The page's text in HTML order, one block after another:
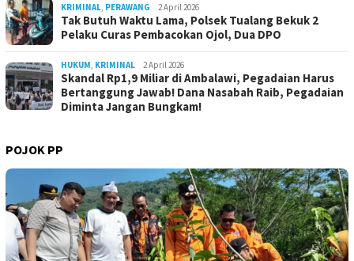
KRIMINAL PERAWANG 2 April 2026
Tak Butuh Waktu Lama, Polsek Tualang Bekuk 2
Pelaku Curas Pembacokan Ojol, Dua DPO
HUKUM KRIMINAL 2 April 2026
Skandal Rp1,9 Miliar di Ambalawi, Pegadaian Harus
Bertanggung Jawab! Dana Nasabah Raib, Pegadaian
Diminta Jangan Bungkam!
POJOK PP